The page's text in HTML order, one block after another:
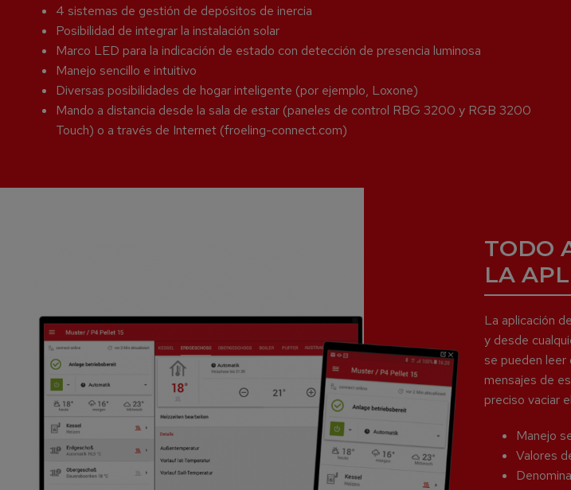
4 sistemas de gestión de depósitos de inercia
Posibilidad de integrar la instalación solar
Marco LED para la indicación de estado con detección de presencia luminosa
Manejo sencillo e intuitivo
Diversas posibilidades de hogar inteligente (por ejemplo, Loxone)
Mando a distancia desde la sala de estar (paneles de control RBG 3200 y RGB 3200
Touch) o a través de Internet (froeling-connect.com)
TODO
LA
La aplicación
y desde
se pueden
mensajes de
preciso vaciar
Manejo
Valores